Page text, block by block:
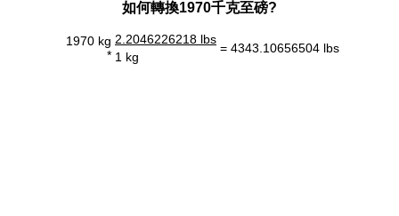
如何轉換1970千克至磅?
1970 kg
*
2.2046226218 lbs
= 4343.10656504 lbs
1 kg